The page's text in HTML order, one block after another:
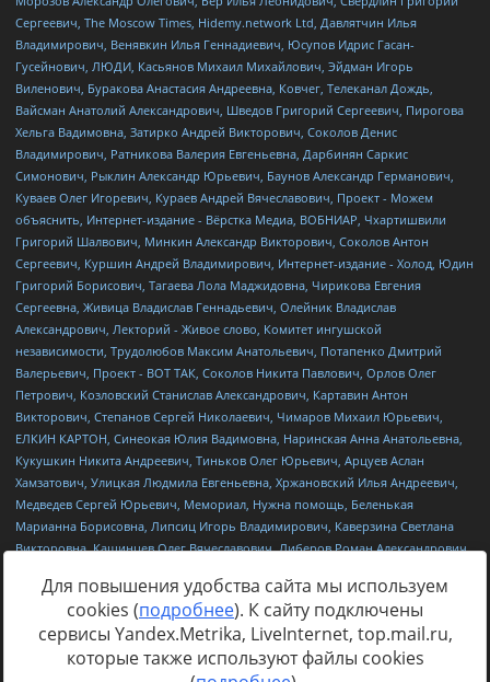
Источник:https://minjust.gov.ru/uploaded/files/reestr-
inostrannyih-agentov-22-03-2024.pdfданные на22.03.2024
Для повышения удобства сайта мы используем
cookies (подробнее). К сайту подключены
сервисы Yandex.Metrika, LiveInternet, top.mail.ru,
которые также используют файлы cookies